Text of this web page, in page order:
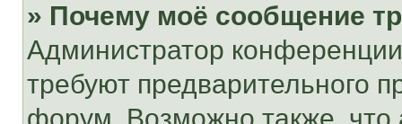
» Почему моё сообщение
Администратор
требуют предварительного